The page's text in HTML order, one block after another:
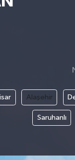
Alaşehir
Saruhanlı